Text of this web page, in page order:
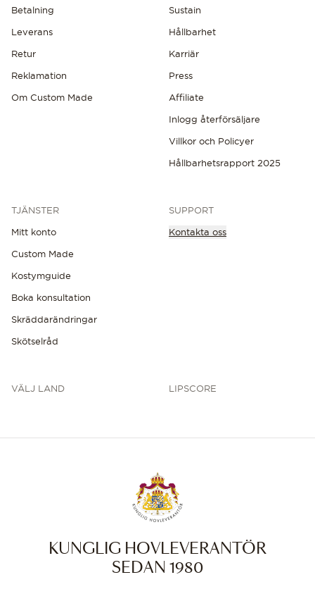
Betalning
Leverans
Retur
Reklamation
Om Custom Made
Sustain
Hållbarhet
Karriär
Press
Affiliate
Inlogg återförsäljare
Villkor och Policyer
Hållbarhetsrapport 2025
TJÄNSTER
Mitt konto
Custom Made
Kostymguide
Boka konsultation
Skräddarändringar
Skötselråd
SUPPORT
Kontakta oss
VÄLJ LAND LIPSCORE
KUNGLIG HOVLEVERANTÖR
SEDAN 1980